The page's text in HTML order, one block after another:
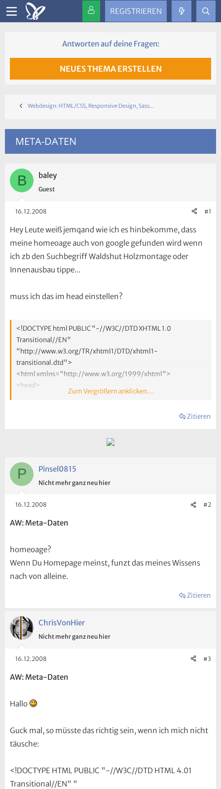
REGISTRIEREN
Antworten auf deine Fragen:
NEUES THEMA ERSTELLEN
Webdesign: HTML/CSS, Responsive Design, Sass...
META-DATEN
B baley
Guest
16.12.2008 #1
Hey Leute weiß jemqand wie ich es hinbekomme, dass
meine homeoage auch von google gefunden wird wenn
ich zb den Suchbegriff Waldshut Holzmontage oder
Innenausbau tippe...
muss ich das im head einstellen?
<!DOCTYPE html PUBLIC "-//W3C//DTD XHTML 1.0
Transitional//EN"
"http://www.w3.org/TR/xhtml1/DTD/xhtml1-
transitional.dtd">
<html xmlns="http://www.w3.org/1999/xhtml">
<head>
Zum Vergrößern anklicken....
Zitieren
P Pinsel0815
Nicht mehr ganz neu hier
16.12.2008 #2
AW: Meta-Daten
homeoage?
Wenn Du Homepage meinst, funzt das meines Wissens
nach von alleine.
Zitieren
ChrisVonHier
Nicht mehr ganz neu hier
16.12.2008 #3
AW: Meta-Daten
Hallo
Guck mal, so müsste das richtig sein, wenn ich mich nicht
täusche:
<!DOCTYPE HTML PUBLIC "-//W3C//DTD HTML 4.01
Transitional//EN" "